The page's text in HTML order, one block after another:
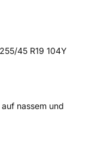
45 R19 104Y
nassem und